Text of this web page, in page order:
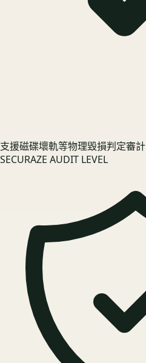
支援磁碟壞軌等物理毀損判定審計
SECURAZE AUDIT LEVEL